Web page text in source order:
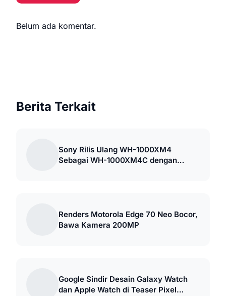
Belum ada komentar.
Berita Terkait
Sony Rilis Ulang WH-1000XM4
Sebagai WH-1000XM4C dengan
Renders Motorola Edge 70 Neo Bocor,
Bawa Kamera 200MP
Google Sindir Desain Galaxy Watch
dan Apple Watch di Teaser Pixel